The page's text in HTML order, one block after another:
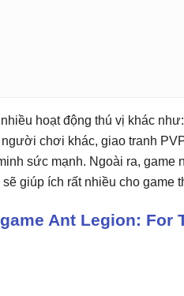
hoạt động thú vị khác
chơi khác, giao tranh
sức mạnh. Ngoài ra, game
giúp ích rất nhiều cho game
Ant Legion: For